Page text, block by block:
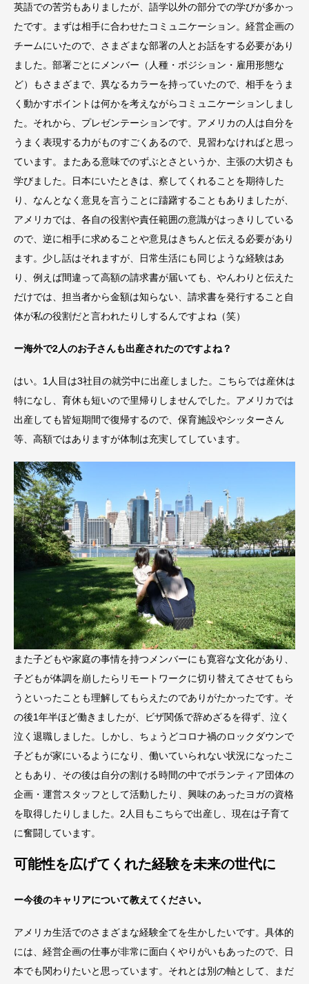
英語での苦労もありましたが、語学以外の部分での学びが多かっ
たです。まずは相手に合わせたコミュニケーション。経営企画の
チームにいたので、さまざまな部署の人とお話をする必要があり
ました。部署ごとにメンバー（人種・ポジション・雇用形態な
ど）もさまざまで、異なるカラーを持っていたので、相手をうま
く動かすポイントは何かを考えながらコミュニケーションしまし
た。それから、プレゼンテーションです。アメリカの人は自分を
うまく表現する力がものすごくあるので、見習わなければと思っ
ています。またある意味でのずぶとさというか、主張の大切さも
学びました。日本にいたときは、察してくれることを期待した
り、なんとなく意見を言うことに躊躇することもありましたが、
アメリカでは、各自の役割や責任範囲の意識がはっきりしている
ので、逆に相手に求めることや意見はきちんと伝える必要があり
ます。少し話はそれますが、日常生活にも同じような経験はあ
り、例えば間違って高額の請求書が届いても、やんわりと伝えた
だけでは、担当者から金額は知らない、請求書を発行すること自
体が私の役割だと言われたりしするんですよね（笑）
ー海外で2人のお子さんも出産されたのですよね？
はい。1人目は3社目の就労中に出産しました。こちらでは産休は
特になし、育休も短いので里帰りしませんでした。アメリカでは
出産しても皆短期間で復帰するので、保育施設やシッターさん
等、高額ではありますが体制は充実してしています。
また子どもや家庭の事情を持つメンバーにも寛容な文化があり、
子どもが体調を崩したらリモートワークに切り替えてさせてもら
うといったことも理解してもらえたのでありがたかったです。そ
の後1年半ほど働きましたが、ビザ関係で辞めざるを得ず、泣く
泣く退職しました。しかし、ちょうどコロナ禍のロックダウンで
子どもが家にいるようになり、働いていられない状況になったこ
ともあり、その後は自分の割ける時間の中でボランティア団体の
企画・運営スタッフとして活動したり、興味のあったヨガの資格
を取得したりしました。2人目もこちらで出産し、現在は子育て
に奮闘しています。
可能性を広げてくれた経験を未来の世代に
ー今後のキャリアについて教えてください。
アメリカ生活でのさまざまな経験全てを生かしたいです。具体的
には、経営企画の仕事が非常に面白くやりがいもあったので、日
本でも関わりたいと思っています。それとは別の軸として、まだ